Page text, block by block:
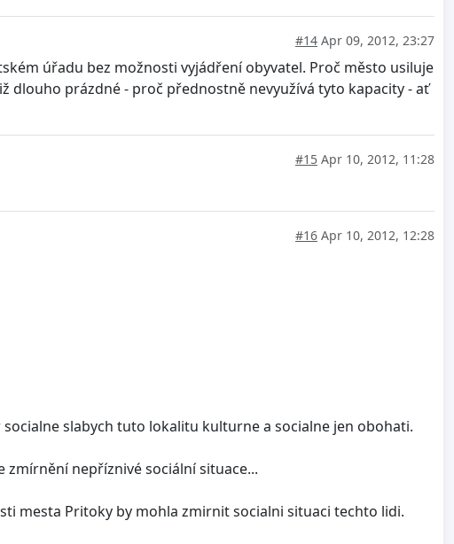
#14 Apr 09, 2012, 23:27
úřadu bez možnosti vyjádření obyvatel. Proč město usiluje
dlouho prázdné - proč přednostně nevyužívá tyto kapacity - ať
#15 Apr 10, 2012, 11:28
#16 Apr 10, 2012, 12:28
slabych tuto lokalitu kulturne a socialne jen obohati.
nepříznivé sociální situace...
mesta Pritoky by mohla zmirnit socialni situaci techto lidi.